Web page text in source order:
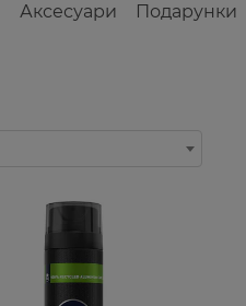
Аксесуари Подарунки